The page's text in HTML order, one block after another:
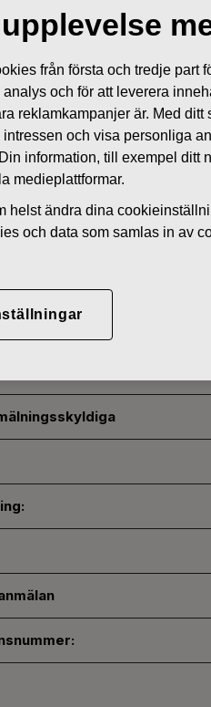
Oyj Abp
Anmälan om
från första och tredje part
analys och för att leverera
reklamkampanjer är. Med
intressen och visa personliga
information, till exempel ditt
medieplattformar.
helst ändra dina
och data som samlas in av